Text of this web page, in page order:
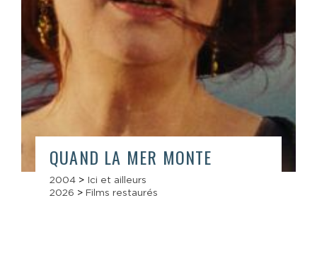
QUAND LA MER MONTE
2004 > Ici et ailleurs
2026 > Films restaurés